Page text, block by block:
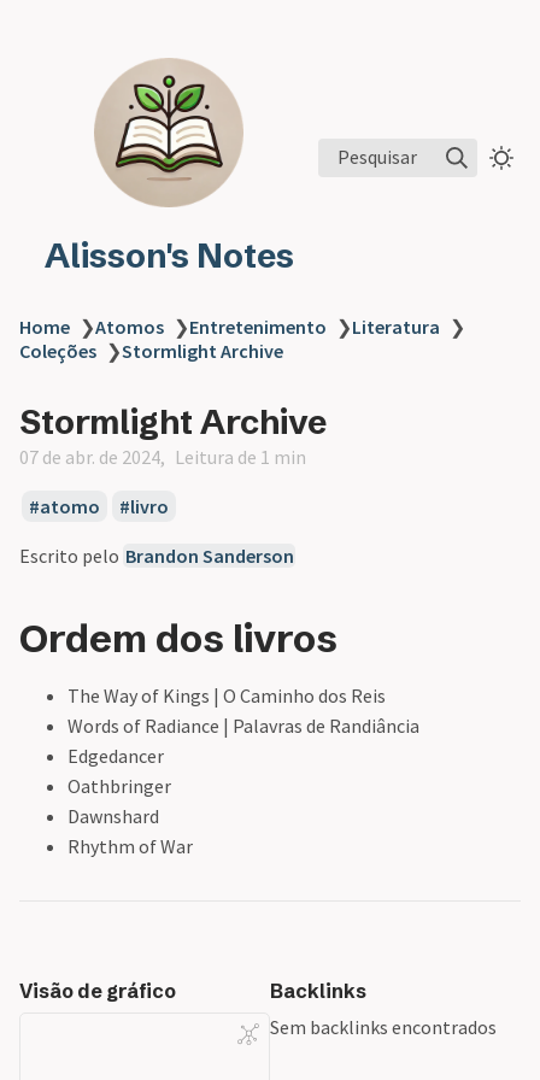
Alisson's Notes
Pesquisar
Home ❯Atomos ❯Entretenimento ❯Literatura ❯
Coleções ❯Stormlight Archive
Stormlight Archive
07 de abr. de 2024 Leitura de 1 min
atomo livro
Escrito pelo Brandon Sanderson
Ordem dos livros
The Way of Kings | O Caminho dos Reis
Words of Radiance | Palavras de Randiância
Edgedancer
Oathbringer
Dawnshard
Rhythm of War
Visão de gráfico
Backlinks
Sem backlinks encontrados